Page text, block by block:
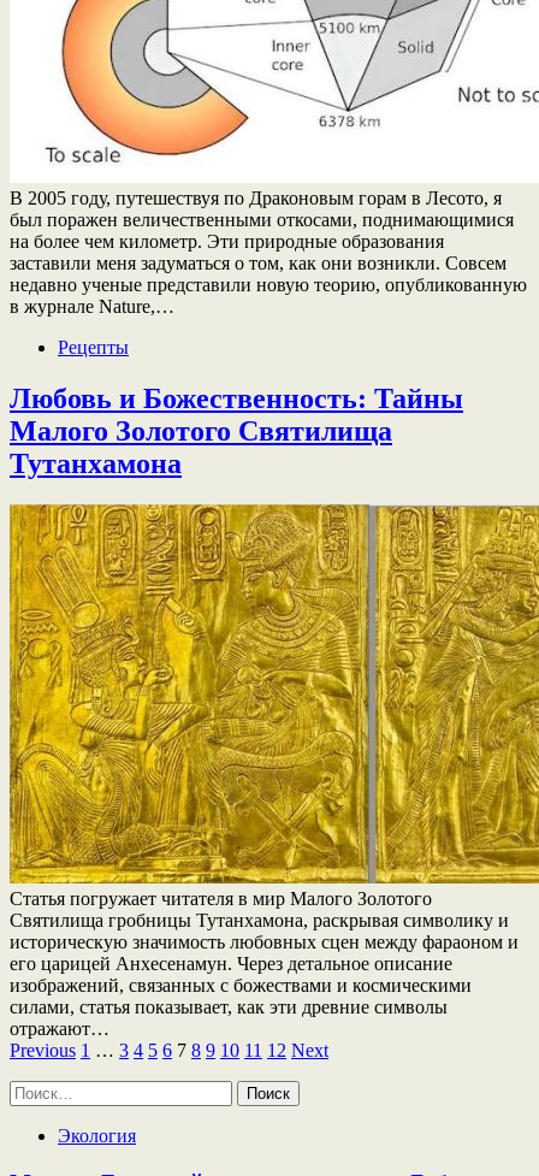
В 2005 году, путешествуя по Драконовым горам в Лесото, я
был поражен величественными откосами, поднимающимися
на более чем километр. Эти природные образования
заставили меня задуматься о том, как они возникли. Совсем
недавно ученые представили новую теорию, опубликованную
в журнале Nature,…
Рецепты
Любовь и Божественность: Тайны
Малого Золотого Святилища
Тутанхамона
Статья погружает читателя в мир Малого Золотого
Святилища гробницы Тутанхамона, раскрывая символику и
историческую значимость любовных сцен между фараоном и
его царицей Анхесенамун. Через детальное описание
изображений, связанных с божествами и космическими
силами, статья показывает, как эти древние символы
отражают…
Пагинация
записей
Previous 1 … 3 4 5 6 7 8 9 10 11 12 Next
Найти:
Экология